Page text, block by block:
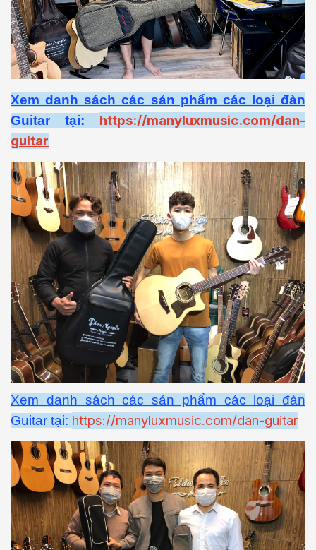
Xem danh sách các sản phẩm các loại đàn
Guitar tại: https://manyluxmusic.com/dan-
guitar
Xem danh sách các sản phẩm các loại đàn
Guitar tại: https://manyluxmusic.com/dan-guitar